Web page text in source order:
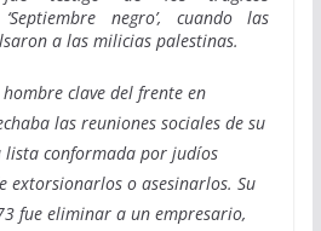
negro’, cuando las
a las milicias palestinas.
clave del frente en
las reuniones sociales de su
conformada por judíos
extorsionarlos o asesinarlos. Su
fue eliminar a un empresario,